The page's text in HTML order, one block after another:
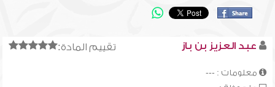
تقييم المادة: عبد العزيز بن باز
معلومات : ---